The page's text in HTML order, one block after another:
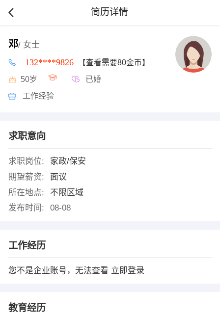
简历详情
邓/ 女士
132****9826 【查看需要80金币】
50岁 已婚
工作经验
求职意向
求职岗位:
家政/保安
期望薪资:
面议
所在地点:
不限区域
发布时间:
08-08
工作经历
您不是企业账号，无法查看 立即登录
教育经历